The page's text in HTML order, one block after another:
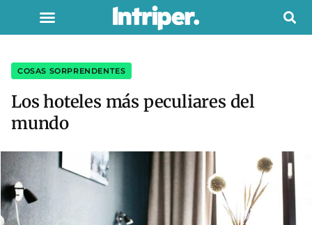
COSAS SORPRENDENTES
Los hoteles más peculiares del
mundo